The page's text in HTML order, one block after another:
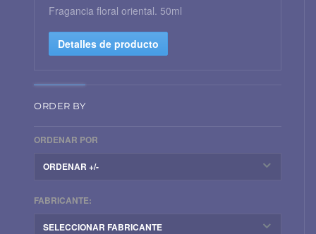
Fragancia floral oriental. 50ml
Detalles de producto
ORDER BY
ORDENAR POR
ORDENAR +/-
FABRICANTE:
SELECCIONAR FABRICANTE